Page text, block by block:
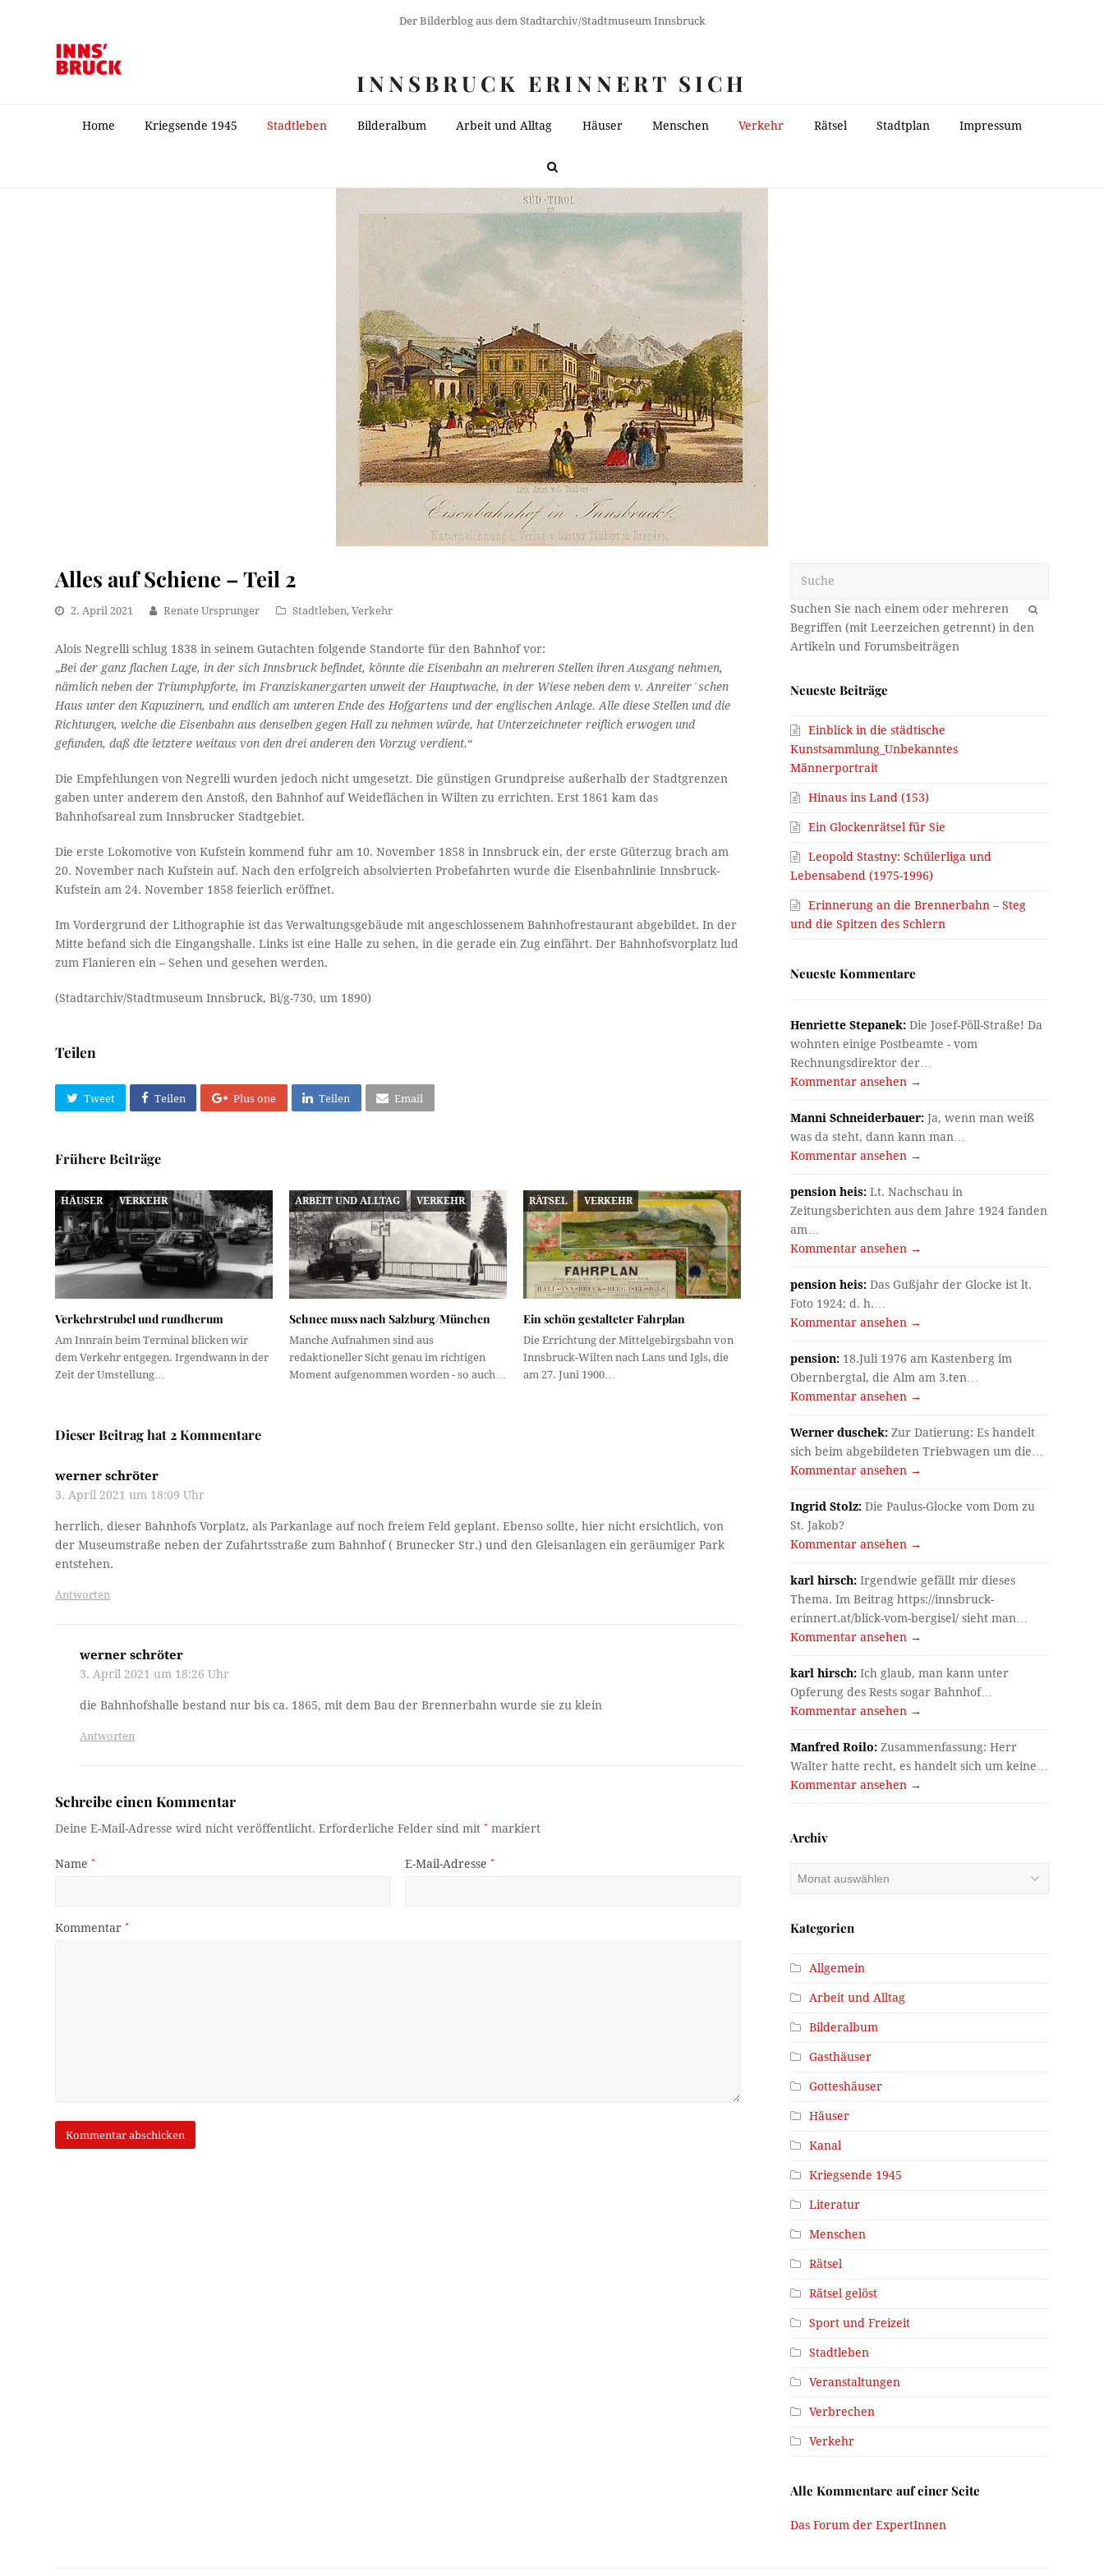
Der Bilderblog aus dem Stadtarchiv/Stadtmuseum Innsbruck
INNSBRUCK ERINNERT SICH
Home Kriegsende 1945 Stadtleben Bilderalbum Arbeit und Alltag Häuser Menschen Verkehr Rätsel Stadtplan Impressum
Alles auf Schiene – Teil 2
2. April 2021 Renate Ursprunger Stadtleben,Verkehr
Alois Negrelli schlug 1838 in seinem Gutachten folgende Standorte für den Bahnhof vor:
„Bei der ganz flachen Lage, in der sich Innsbruck befindet, könnte die Eisenbahn an mehreren Stellen ihren Ausgang nehmen,
nämlich neben der Triumphpforte, im Franziskanergarten unweit der Hauptwache, in der Wiese neben dem v. Anreiter´schen
Haus unter den Kapuzinern, und endlich am unteren Ende des Hofgartens und der englischen Anlage. Alle diese Stellen und die
Richtungen, welche die Eisenbahn aus denselben gegen Hall zu nehmen würde, hat Unterzeichneter reiflich erwogen und
gefunden, daß die letztere weitaus von den drei anderen den Vorzug verdient.“
Die Empfehlungen von Negrelli wurden jedoch nicht umgesetzt. Die günstigen Grundpreise außerhalb der Stadtgrenzen
gaben unter anderem den Anstoß, den Bahnhof auf Weideflächen in Wilten zu errichten. Erst 1861 kam das
Bahnhofsareal zum Innsbrucker Stadtgebiet.
Die erste Lokomotive von Kufstein kommend fuhr am 10. November 1858 in Innsbruck ein, der erste Güterzug brach am
20. November nach Kufstein auf. Nach den erfolgreich absolvierten Probefahrten wurde die Eisenbahnlinie Innsbruck-
Kufstein am 24. November 1858 feierlich eröffnet.
Im Vordergrund der Lithographie ist das Verwaltungsgebäude mit angeschlossenem Bahnhofrestaurant abgebildet. In der
Mitte befand sich die Eingangshalle. Links ist eine Halle zu sehen, in die gerade ein Zug einfährt. Der Bahnhofsvorplatz lud
zum Flanieren ein – Sehen und gesehen werden.
(Stadtarchiv/Stadtmuseum Innsbruck, Bi/g-730, um 1890)
Teilen
Tweet Teilen Plus one Teilen Email
Frühere Beiträge
HÄUSER VERKEHR
Verkehrstrubel und rundherum
Am Innrain beim Terminal blicken wir
dem Verkehr entgegen. Irgendwann in der
Zeit der Umstellung…
ARBEIT UND ALLTAG VERKEHR
Schnee muss nach Salzburg/München
Manche Aufnahmen sind aus
redaktioneller Sicht genau im richtigen
Moment aufgenommen worden - so auch…
RÄTSEL VERKEHR
Ein schön gestalteter Fahrplan
Die Errichtung der Mittelgebirgsbahn von
Innsbruck-Wilten nach Lans und Igls, die
am 27. Juni 1900…
Dieser Beitrag hat 2 Kommentare
werner schröter
3. April 2021 um 18:09 Uhr
herrlich, dieser Bahnhofs Vorplatz, als Parkanlage auf noch freiem Feld geplant. Ebenso sollte, hier nicht ersichtlich, von
der Museumstraße neben der Zufahrtsstraße zum Bahnhof ( Brunecker Str.) und den Gleisanlagen ein geräumiger Park
entstehen.
Antworten
werner schröter
3. April 2021 um 18:26 Uhr
die Bahnhofshalle bestand nur bis ca. 1865, mit dem Bau der Brennerbahn wurde sie zu klein
Antworten
Schreibe einen Kommentar
Deine E-Mail-Adresse wird nicht veröffentlicht. Erforderliche Felder sind mit* markiert
Name* E-Mail-Adresse *
Kommentar*
OK
Neueste Beiträge
Einblick in die städtische
Kunstsammlung_Unbekanntes
Männerportrait
Hinaus ins Land (153)
Ein Glockenrätsel für Sie
Leopold Stastny: Schülerliga und
Lebensabend (1975-1996)
Erinnerung an die Brennerbahn – Steg
und die Spitzen des Schlern
Neueste Kommentare
Henriette Stepanek: Die Josef-Pöll-Straße! Da
wohnten einige Postbeamte - vom
Rechnungsdirektor der…
Kommentar ansehen →
Manni Schneiderbauer: Ja, wenn man weiß
was da steht, dann kann man…
Kommentar ansehen →
pension heis: Lt. Nachschau in
Zeitungsberichten aus dem Jahre 1924 fanden
am…
Kommentar ansehen →
pension heis: Das Gußjahr der Glocke ist lt.
Foto 1924; d. h.…
Kommentar ansehen →
pension: 18.Juli 1976 am Kastenberg im
Obernbergtal, die Alm am 3.ten…
Kommentar ansehen →
Werner duschek: Zur Datierung: Es handelt
sich beim abgebildeten Triebwagen um die…
Kommentar ansehen →
Ingrid Stolz: Die Paulus-Glocke vom Dom zu
St. Jakob?
Kommentar ansehen →
karl hirsch: Irgendwie gefällt mir dieses
Thema. Im Beitrag https://innsbruck-
erinnert.at/blick-vom-bergisel/ sieht man…
Kommentar ansehen →
karl hirsch: Ich glaub, man kann unter
Opferung des Rests sogar Bahnhof…
Kommentar ansehen →
Manfred Roilo: Zusammenfassung: Herr
Walter hatte recht, es handelt sich um keine…
Kommentar ansehen →
Archiv
Kategorien
Allgemein
Arbeit und Alltag
Bilderalbum
Gasthäuser
Gotteshäuser
Häuser
Kanal
Kriegsende 1945
Literatur
Menschen
Rätsel
Rätsel gelöst
Sport und Freizeit
Stadtleben
Veranstaltungen
Verbrechen
Verkehr
Alle Kommentare auf einer Seite
Das Forum der ExpertInnen